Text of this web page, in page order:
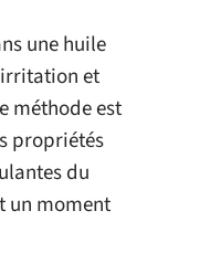
une huile
et
méthode est
propriétés
du
un moment